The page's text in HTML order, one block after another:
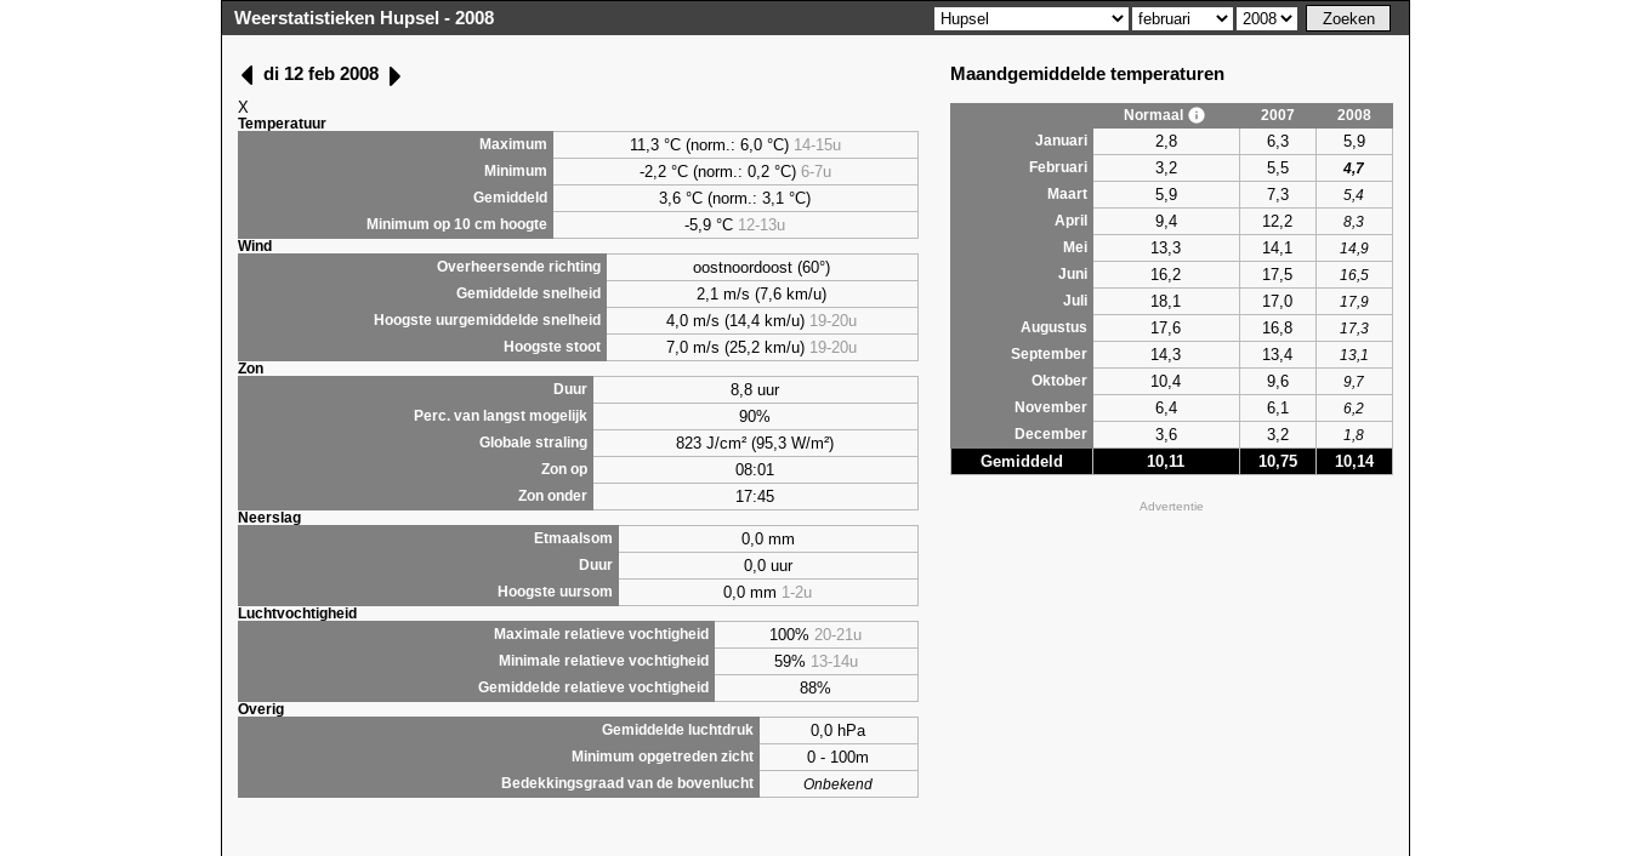
Weerstatistieken Hupsel - 2008
di 12 feb 2008
X
Temperatuur
Maximum
11,3 °C (norm.: 6,0 °C) 14-15u
Minimum -2,2 °C (norm.: 0,2 °C) 6-7u
Gemiddeld 3,6 °C (norm.: 3,1 °C)
Minimum op 10 cm hoogte -5,9 °C 12-13u
Wind
Overheersende richting
oostnoordoost (60°)
Gemiddelde snelheid 2,1 m/s (7,6 km/u)
Hoogste uurgemiddelde snelheid 4,0 m/s (14,4 km/u) 19-20u
Hoogste stoot 7,0 m/s (25,2 km/u) 19-20u
Zon
Duur
8,8 uur
Perc. van langst mogelijk 90%
Globale straling 823 J/cm² (95,3 W/m²)
Zon op 08:01
Zon onder 17:45
Neerslag
Etmaalsom
0,0 mm
Duur 0,0 uur
Hoogste uursom 0,0 mm 1-2u
Luchtvochtigheid
Maximale relatieve vochtigheid
100% 20-21u
Minimale relatieve vochtigheid 59% 13-14u
Gemiddelde relatieve vochtigheid 88%
Overig
Gemiddelde luchtdruk
0,0 hPa
Minimum opgetreden zicht 0 - 100m
Bedekkingsgraad van de bovenlucht Onbekend
Maandgemiddelde temperaturen
Normaal 2007
2008
Januari
2,8 6,3 5,9
Februari 3,2 5,5
4,7
Maart
5,9 7,3
5,4
April
9,4 12,2
8,3
Mei
13,3 14,1
14,9
Juni
16,2 17,5
16,5
Juli
18,1 17,0
17,9
Augustus
17,6 16,8
17,3
September
14,3 13,4
13,1
Oktober
10,4 9,6
9,7
November
6,4 6,1
6,2
December
3,6 3,2 1,8
Gemiddeld 10,11 10,75 10,14
Advertentie